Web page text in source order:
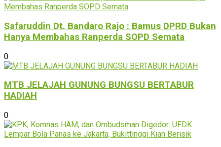
Safaruddin Dt. Bandaro Rajo : Bamus DPRD Bukan
Hanya Membahas Ranperda SOPD Semata
0
MTB JELAJAH GUNUNG BUNGSU BERTABUR
HADIAH
0